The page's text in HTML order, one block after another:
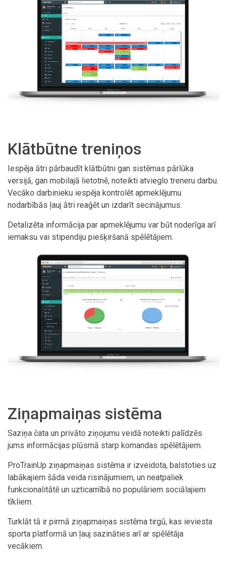
Klātbūtne treniņos
Iespēja ātri pārbaudīt klātbūtni gan sistēmas pārlūka
versijā, gan mobilajā lietotnē, noteikti atvieglo treneru darbu.
Vecāko darbinieku iespēja kontrolēt apmeklējumu
nodarbībās ļauj ātri reaģēt un izdarīt secinājumus.
Detalizēta informācija par apmeklējumu var būt noderīga arī
iemaksu vai stipendiju piešķiršanā spēlētājiem.
Ziņapmaiņas sistēma
Saziņa čata un privāto ziņojumu veidā noteikti palīdzēs
jums informācijas plūsmā starp komandas spēlētājiem.
ProTrainUp ziņapmaiņas sistēma ir izveidota, balstoties uz
labākajiem šāda veida risinājumiem, un neatpaliek
funkcionalitātē un uzticamībā no populāriem sociālajiem
tīkliem.
Turklāt tā ir pirmā ziņapmaiņas sistēma tirgū, kas ieviesta
sporta platformā un ļauj sazināties arī ar spēlētāja
vecākiem.